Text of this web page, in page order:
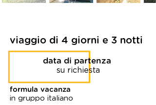
viaggio di 4 giorni e 3 notti
formula vacanza
in gruppo italiano
data di partenza
su richiesta